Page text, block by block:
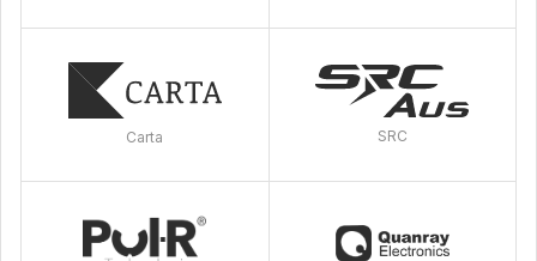
Carta SRC